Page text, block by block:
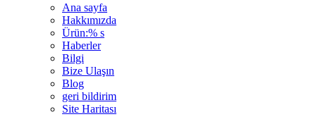
Ana sayfa
Hakkımızda
Ürün:% s
Haberler
Bilgi
Bize Ulaşın
Blog
geri bildirim
Site Haritası